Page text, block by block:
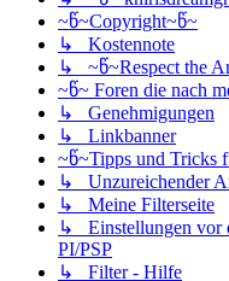
~წ~Copyright~წ~
↳ Kostennote
↳ ~წ~Respect the
~წ~ Foren die nach
↳ Genehmigungen
↳ Linkbanner
~წ~Tipps und Tricks
↳ Unzureichender
↳ Meine Filterseite
↳ Einstellungen vor
PI/PSP
↳ Filter - Hilfe